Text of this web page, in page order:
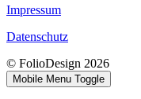
Impressum
Datenschutz
© FolioDesign 2026
Mobile Menu Toggle